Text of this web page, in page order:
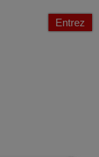
Entrez